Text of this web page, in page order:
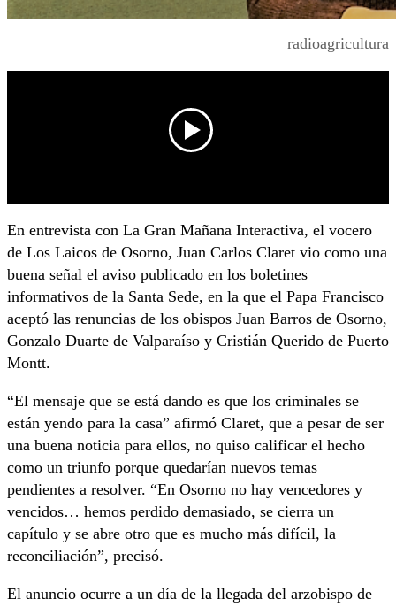
radioagricultura
En entrevista con La Gran Mañana Interactiva, el vocero
de Los Laicos de Osorno, Juan Carlos Claret vio como una
buena señal el aviso publicado en los boletines
informativos de la Santa Sede, en la que el Papa Francisco
aceptó las renuncias de los obispos Juan Barros de Osorno,
Gonzalo Duarte de Valparaíso y Cristián Querido de Puerto
Montt.
“El mensaje que se está dando es que los criminales se
están yendo para la casa” afirmó Claret, que a pesar de ser
una buena noticia para ellos, no quiso calificar el hecho
como un triunfo porque quedarían nuevos temas
pendientes a resolver. “En Osorno no hay vencedores y
vencidos… hemos perdido demasiado, se cierra un
capítulo y se abre otro que es mucho más difícil, la
reconciliación”, precisó.
El anuncio ocurre a un día de la llegada del arzobispo de